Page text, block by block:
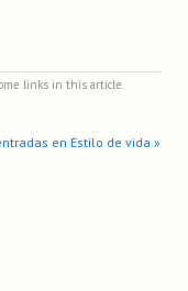
links in this article.
en Estilo de vida »